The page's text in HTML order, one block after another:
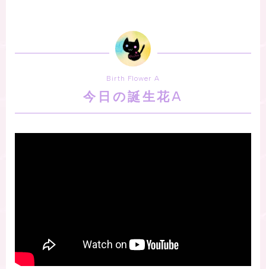
Birth Flower A
今日の誕生花A